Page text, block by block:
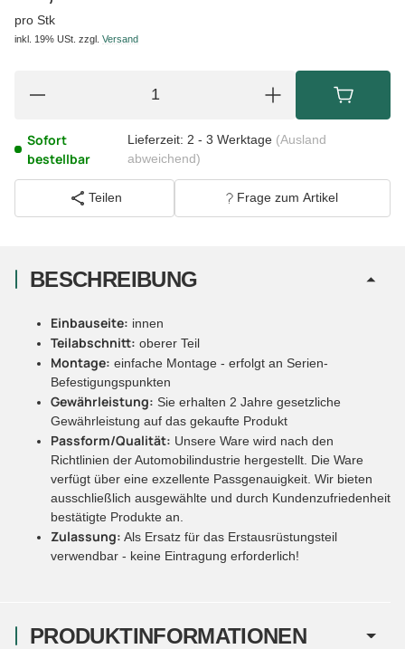
pro Stk
inkl. 19% USt. zzgl. Versand
Sofort
bestellbar
Lieferzeit: 2 - 3 Werktage (Ausland
abweichend)
Teilen Frage zum Artikel
PRODUKTINFORMATIONEN
BESCHREIBUNG
Einbauseite: innen
Teilabschnitt: oberer Teil
Montage: einfache Montage - erfolgt an Serien-
Befestigungspunkten
Gewährleistung: Sie erhalten 2 Jahre gesetzliche
Gewährleistung auf das gekaufte Produkt
Passform/Qualität: Unsere Ware wird nach den
Richtlinien der Automobilindustrie hergestellt. Die Ware
verfügt über eine exzellente Passgenauigkeit. Wir bieten
ausschließlich ausgewählte und durch Kundenzufriedenheit
bestätigte Produkte an.
Zulassung: Als Ersatz für das Erstausrüstungsteil
verwendbar - keine Eintragung erforderlich!